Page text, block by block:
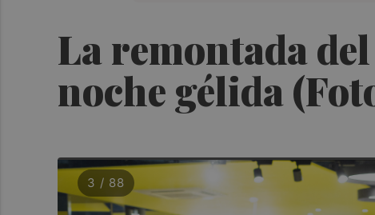
La remontada
noche gélida
3 / 88